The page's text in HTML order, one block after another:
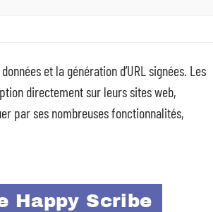
et la génération d’URL signées. Les
directement sur leurs sites web,
par ses nombreuses fonctionnalités,
Happy Scribe